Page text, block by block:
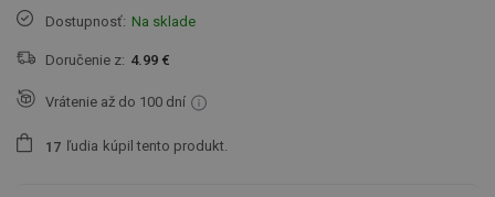
Dostupnosť: Na sklade
Doručenie z: 4.99 €
Vrátenie až do 100 dní
1 7 ľudia kúpil tento produkt.